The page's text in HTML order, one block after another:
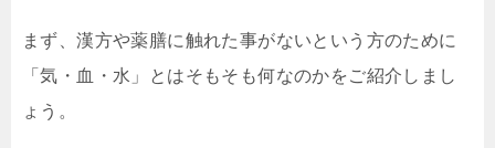
まず、漢方や薬膳に触れた事がないという方のために
「気・血・水」とはそもそも何なのかをご紹介しまし
ょう。